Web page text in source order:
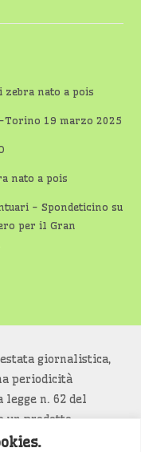
zebra nato a pois
Torino 19 marzo 2025
nato a pois
- Spondeticino su
per il Gran
giornalistica,
periodicità
n. 62 del
un prodotto